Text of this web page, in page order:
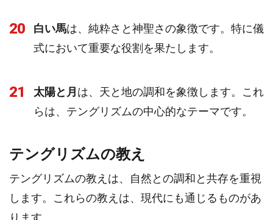
20 白い馬は、純粋さと神聖さの象徴です。特に儀
式において重要な役割を果たします。
21 太陽と月 は、天と地の調和を象徴します。これ
らは、テングリズムの中心的なテーマです。
テングリズムの教え
テングリズムの教えは、自然との調和と共存を重視
します。これらの教えは、現代にも通じるものがあ
ります。